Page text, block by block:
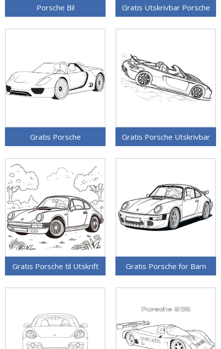
Porsche Bil Gratis Utskrivbar Porsche
Gratis Porsche Gratis Porsche Utskrivbar
Gratis Porsche til Utskrift Gratis Porsche for Barn